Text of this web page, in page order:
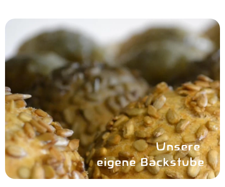
Unsere
eigene Backstube